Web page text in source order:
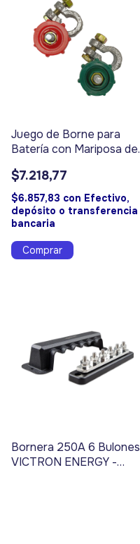
Juego de Borne para
Batería con Mariposa de
$7.218,77
$6.857,83 con Efectivo,
depósito o transferencia
bancaria
Bornera 250A 6 Bulones
VICTRON ENERGY -